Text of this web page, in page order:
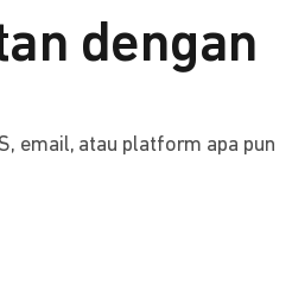
dengan
email, atau platform apa pun